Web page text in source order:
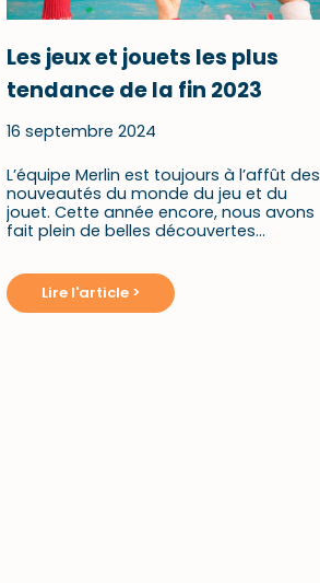
Les jeux et jouets les plus
tendance de la fin 2023
16 septembre 2024
L’équipe Merlin est toujours à l’affût des
nouveautés du monde du jeu et du
jouet. Cette année encore, nous avons
fait plein de belles découvertes…
Lire l'article >